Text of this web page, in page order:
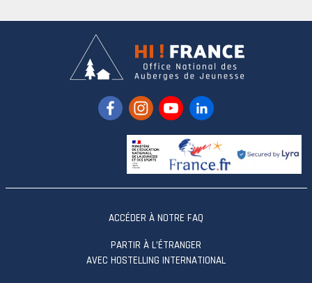
ACCÉDER À NOTRE FAQ
PARTIR À L’ÉTRANGER
AVEC HOSTELLING INTERNATIONAL